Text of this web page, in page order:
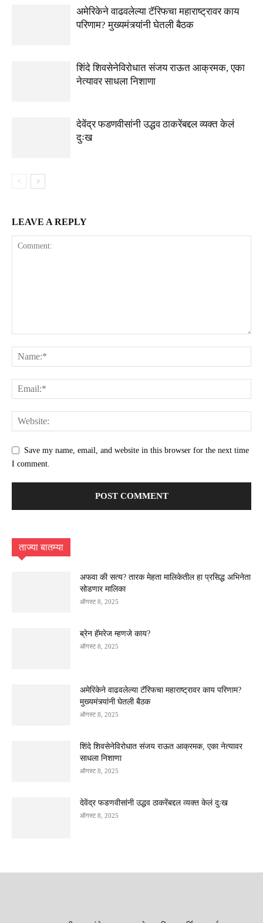
अमेरिकेने वाढवलेल्या टॅरिफचा महाराष्ट्रावर काय
परिणाम? मुख्यमंत्र्यांनी घेतली बैठक
शिंदे शिवसेनेविरोधात संजय राऊत आक्रमक, एका
नेत्यावर साधला निशाणा
देवेंद्र फडणवीसांनी उद्धव ठाकरेंबद्दल व्यक्त केलं
दुःख
LEAVE A REPLY
Save my name, email, and website in this browser for the next time
I comment.
ताज्या बातम्या
अफवा की सत्य? तारक मेहता मालिकेतील हा प्रसिद्ध अभिनेता
सोडणार मालिका
ऑगस्ट 8, 2025
ब्रेन हॅमरेज म्हणजे काय?
ऑगस्ट 8, 2025
अमेरिकेने वाढवलेल्या टॅरिफचा महाराष्ट्रावर काय परिणाम?
मुख्यमंत्र्यांनी घेतली बैठक
ऑगस्ट 8, 2025
शिंदे शिवसेनेविरोधात संजय राऊत आक्रमक, एका नेत्यावर
साधला निशाणा
ऑगस्ट 8, 2025
देवेंद्र फडणवीसांनी उद्धव ठाकरेंबद्दल व्यक्त केलं दुःख
ऑगस्ट 8, 2025